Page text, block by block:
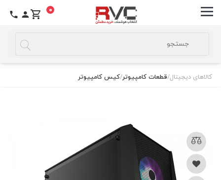
0
کالاهای دیجیتال/قطعات کامپیوتر/کیس کامپیوتر